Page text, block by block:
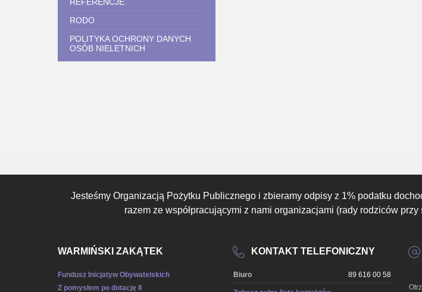
RODO
POLITYKA OCHRONY DANYCH
OSÓB NIELETNICH
Jesteśmy Organizacją Pożytku Publicznego i zbieramy odpisy z 1% podatku
razem ze współpracującymi z nami organizacjami (rady rodziców
WARMIŃSKI ZAKĄTEK
Fundusz Inicjatyw Obywatelskich
Z pomysłem po dotację II
KONTAKT TELEFONICZNY
Biuro 89 616 00 58